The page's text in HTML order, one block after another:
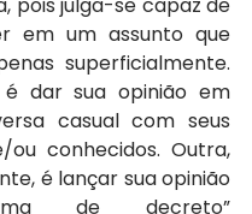
em um assunto que
superficialmente.
é dar sua opinião em
casual com seus
ou conhecidos. Outra,
é lançar sua opinião
de decreto”